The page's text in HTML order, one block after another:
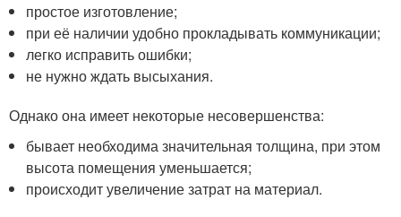
простое изготовление;
при её наличии удобно прокладывать коммуникации;
легко исправить ошибки;
не нужно ждать высыхания.
Однако она имеет некоторые несовершенства:
бывает необходима значительная толщина, при этом
высота помещения уменьшается;
происходит увеличение затрат на материал.